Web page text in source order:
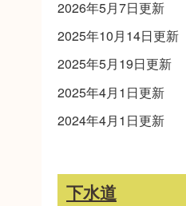
2026年5月7日更新
2025年10月14日更新
2025年5月19日更新
2025年4月1日更新
2024年4月1日更新
下水道